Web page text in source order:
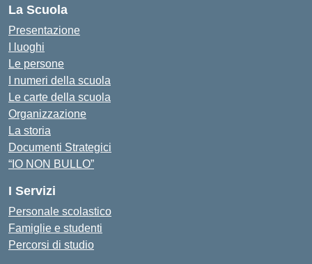
La Scuola
Presentazione
I luoghi
Le persone
I numeri della scuola
Le carte della scuola
Organizzazione
La storia
Documenti Strategici
“IO NON BULLO”
I Servizi
Personale scolastico
Famiglie e studenti
Percorsi di studio